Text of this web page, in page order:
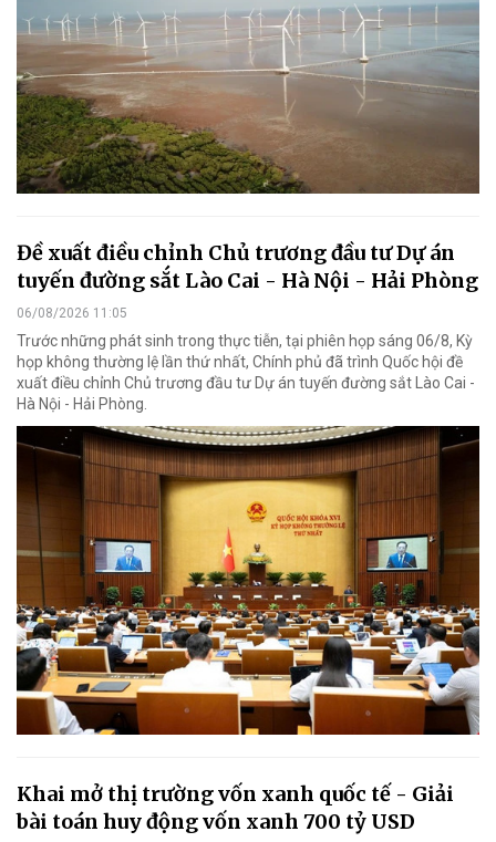
Đề xuất điều chỉnh Chủ trương đầu tư Dự án
tuyến đường sắt Lào Cai - Hà Nội - Hải Phòng
06/08/2026 11:05
Trước những phát sinh trong thực tiễn, tại phiên họp sáng 06/8, Kỳ
họp không thường lệ lần thứ nhất, Chính phủ đã trình Quốc hội đề
xuất điều chỉnh Chủ trương đầu tư Dự án tuyến đường sắt Lào Cai -
Hà Nội - Hải Phòng.
Khai mở thị trường vốn xanh quốc tế - Giải
bài toán huy động vốn xanh 700 tỷ USD